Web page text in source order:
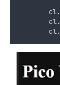
cl.
cl.
cl.